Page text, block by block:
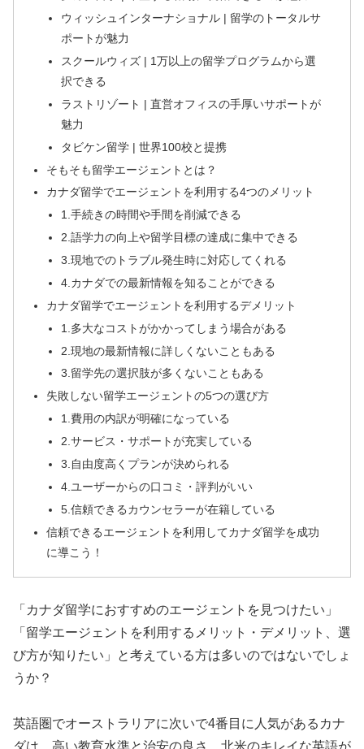
ウィッシュインターナショナル | 留学のトータルサ
ポートが魅力
スクールウィズ | 1万以上の留学プログラムから選
択できる
ラストリゾート | 直営オフィスの手厚いサポートが
魅力
タビケン留学 | 世界100校と提携
そもそも留学エージェントとは？
カナダ留学でエージェントを利用する4つのメリット
1.手続きの時間や手間を削減できる
2.語学力の向上や留学目標の達成に集中できる
3.現地でのトラブル発生時に対応してくれる
4.カナダでの最新情報を知ることができる
カナダ留学でエージェントを利用するデメリット
1.多大なコストがかかってしまう場合がある
2.現地の最新情報に詳しくないこともある
3.留学先の選択肢が多くないこともある
失敗しない留学エージェントの5つの選び方
1.費用の内訳が明確になっている
2.サービス・サポートが充実している
3.自由度高くプランが決められる
4.ユーザーからの口コミ・評判がいい
5.信頼できるカウンセラーが在籍している
信頼できるエージェントを利用してカナダ留学を成功
に導こう！
「カナダ留学におすすめのエージェントを見つけたい」
「留学エージェントを利用するメリット・デメリット、選
び方が知りたい」と考えている方は多いのではないでしょ
うか？
英語圏でオーストラリアに次いで4番目に人気があるカナ